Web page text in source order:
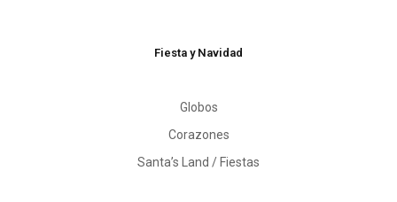
Fiesta y Navidad
Globos
Corazones
Santa’s Land / Fiestas